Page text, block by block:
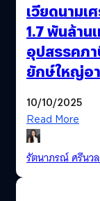
เวียดนามเ
1.7 พันล้าน
อุปสรรคภา
ยักษ์ใหญ่อ
10/10/2025
Read More
รัตนาภรณ์ ศรีนว